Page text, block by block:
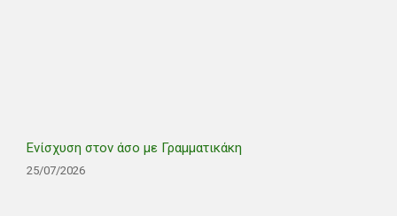
Ενίσχυση στον άσο με Γραμματικάκη
25/07/2026